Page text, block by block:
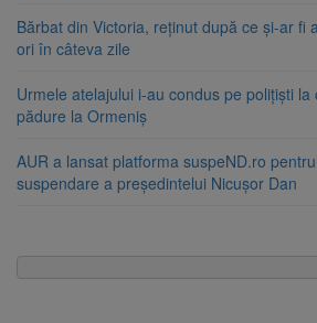
Bărbat din Victoria, reținut după ce și-ar fi
ori în câteva zile
Urmele atelajului i-au condus pe polițiști
pădure la Ormeniș
AUR a lansat platforma suspeND.ro
suspendare a președintelui Nicușor Dan